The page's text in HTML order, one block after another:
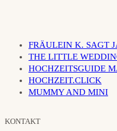
FRÄULEIN K. SAGT
THE LITTLE
HOCHZEITSGUIDE
HOCHZEIT.CLICK
MUMMY AND MINI
KONTAKT